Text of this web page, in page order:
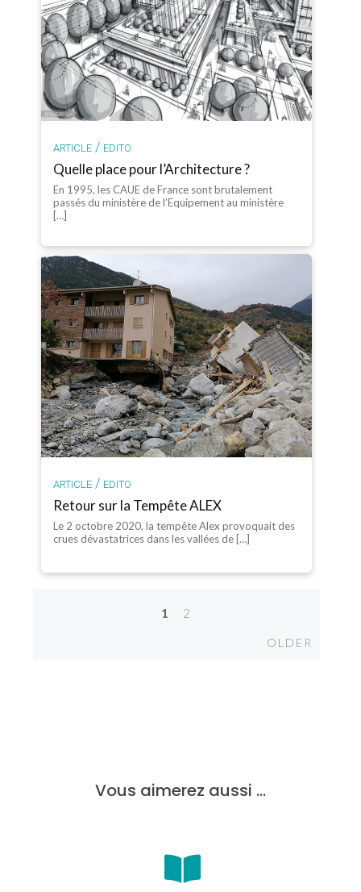
ARTICLE / EDITO
Quelle place pour l’Architecture ?
En 1995, les CAUE de France sont brutalement
passés du ministère de l’Equipement au ministère
[…]
ARTICLE / EDITO
Retour sur la Tempête ALEX
Le 2 octobre 2020, la tempête Alex provoquait des
crues dévastatrices dans les vallées de […]
1
2
OLDER
Vous aimerez aussi …